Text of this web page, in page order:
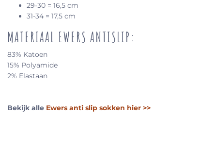
29-30 = 16,5 cm
31-34 = 17,5 cm
MATERIAAL EWERS ANTISLIP:
83% Katoen
15% Polyamide
2% Elastaan
Bekijk alle Ewers anti slip sokken hier >>